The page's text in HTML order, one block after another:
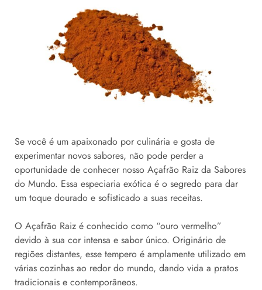
Se você é um apaixonado por culinária e gosta de
experimentar novos sabores, não pode perder a
oportunidade de conhecer nosso Açafrão Raiz da Sabores
do Mundo. Essa especiaria exótica é o segredo para dar
um toque dourado e sofisticado a suas receitas.
O Açafrão Raiz é conhecido como “ouro vermelho”
devido à sua cor intensa e sabor único. Originário de
regiões distantes, esse tempero é amplamente utilizado em
várias cozinhas ao redor do mundo, dando vida a pratos
tradicionais e contemporâneos.